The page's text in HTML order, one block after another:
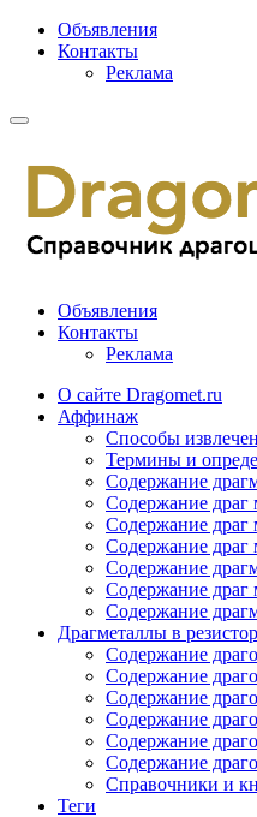
Объявления
Контакты
Реклама
Объявления
Контакты
Реклама
О сайте Dragomet.ru
Аффинаж
Способы
Термины и
Содержание
Содержание драг
Содержание драг
Содержание драг
Содержание
Содержание драг
Содержание
Драгметаллы в
Содержание
Содержание
Содержание
Содержание
Содержание
Содержание
Справочники и
Теги